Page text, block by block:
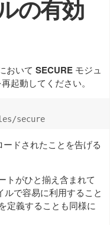
の有効
おいて SECURE モジュ
起動してください。
ドされたことを告げる
トがひと揃え含まれて
ルで容易に利用すること
定義することも同様に